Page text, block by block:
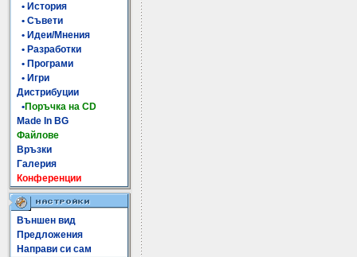
• История
• Съвети
• Идеи/Мнения
• Разработки
• Програми
• Игри
Дистрибуции
•Поръчка на CD
Made In BG
Файлове
Връзки
Галерия
Конференции
Външен вид
Предложения
Направи си сам